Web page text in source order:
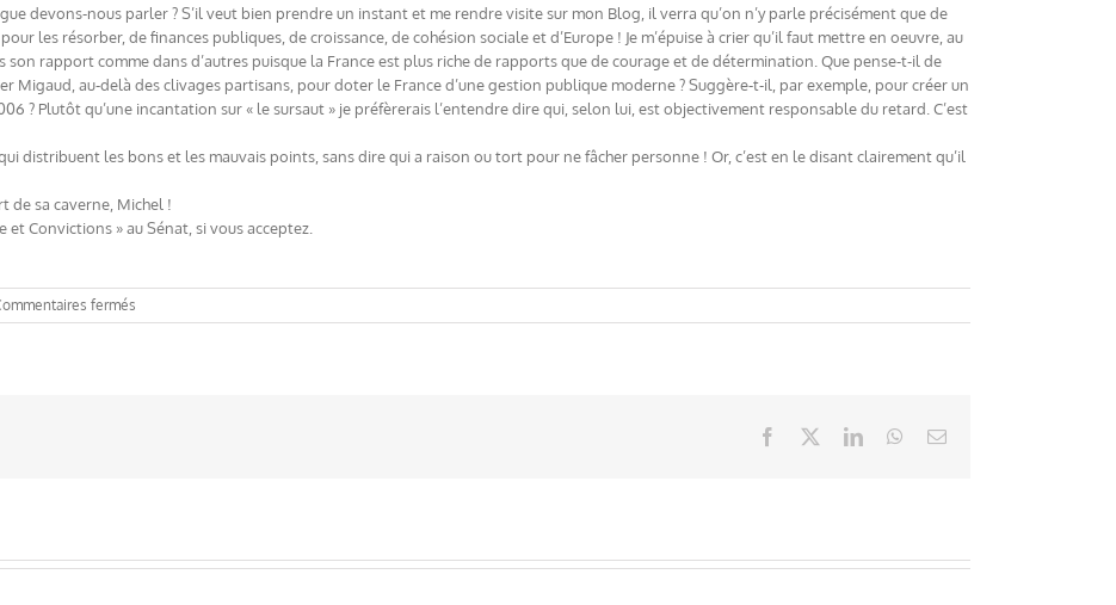
devons-nous parler ? S’il veut bien prendre un instant et me rendre visite sur mon Blog, il verra qu’on n’y parle précisément que de
les résorber, de finances publiques, de croissance, de cohésion sociale et d’Europe ! Je m’épuise à crier qu’il faut mettre en oeuvre, au
rapport comme dans d’autres puisque la France est plus riche de rapports que de courage et de détermination. Que pense-t-il de
Migaud, au-delà des clivages partisans, pour doter le France d’une gestion publique moderne ? Suggère-t-il, par exemple, pour créer un
? Plutôt qu’une incantation sur « le sursaut » je préfèrerais l’entendre dire qui, selon lui, est objectivement responsable du retard. C’est
distribuent les bons et les mauvais points, sans dire qui a raison ou tort pour ne fâcher personne ! Or, c’est en le disant clairement qu’il
de sa caverne, Michel !
Convictions » au Sénat, si vous acceptez.
fermés
Coup
Facebook LinkedInWhatsApp
Email